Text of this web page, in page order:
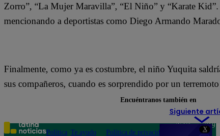
X
Zorro”, “La Mujer Maravilla”, “El Niño” y “Karate
mencionando a deportistas como Diego Armando
Finalmente, como ya es costumbre, el niño Yuquita
sus compañeros, cuando es sorprendido por un
Siguiente
Encuéntranos también en
Política Te ayudo Política de privacidad
Teléfono: 219